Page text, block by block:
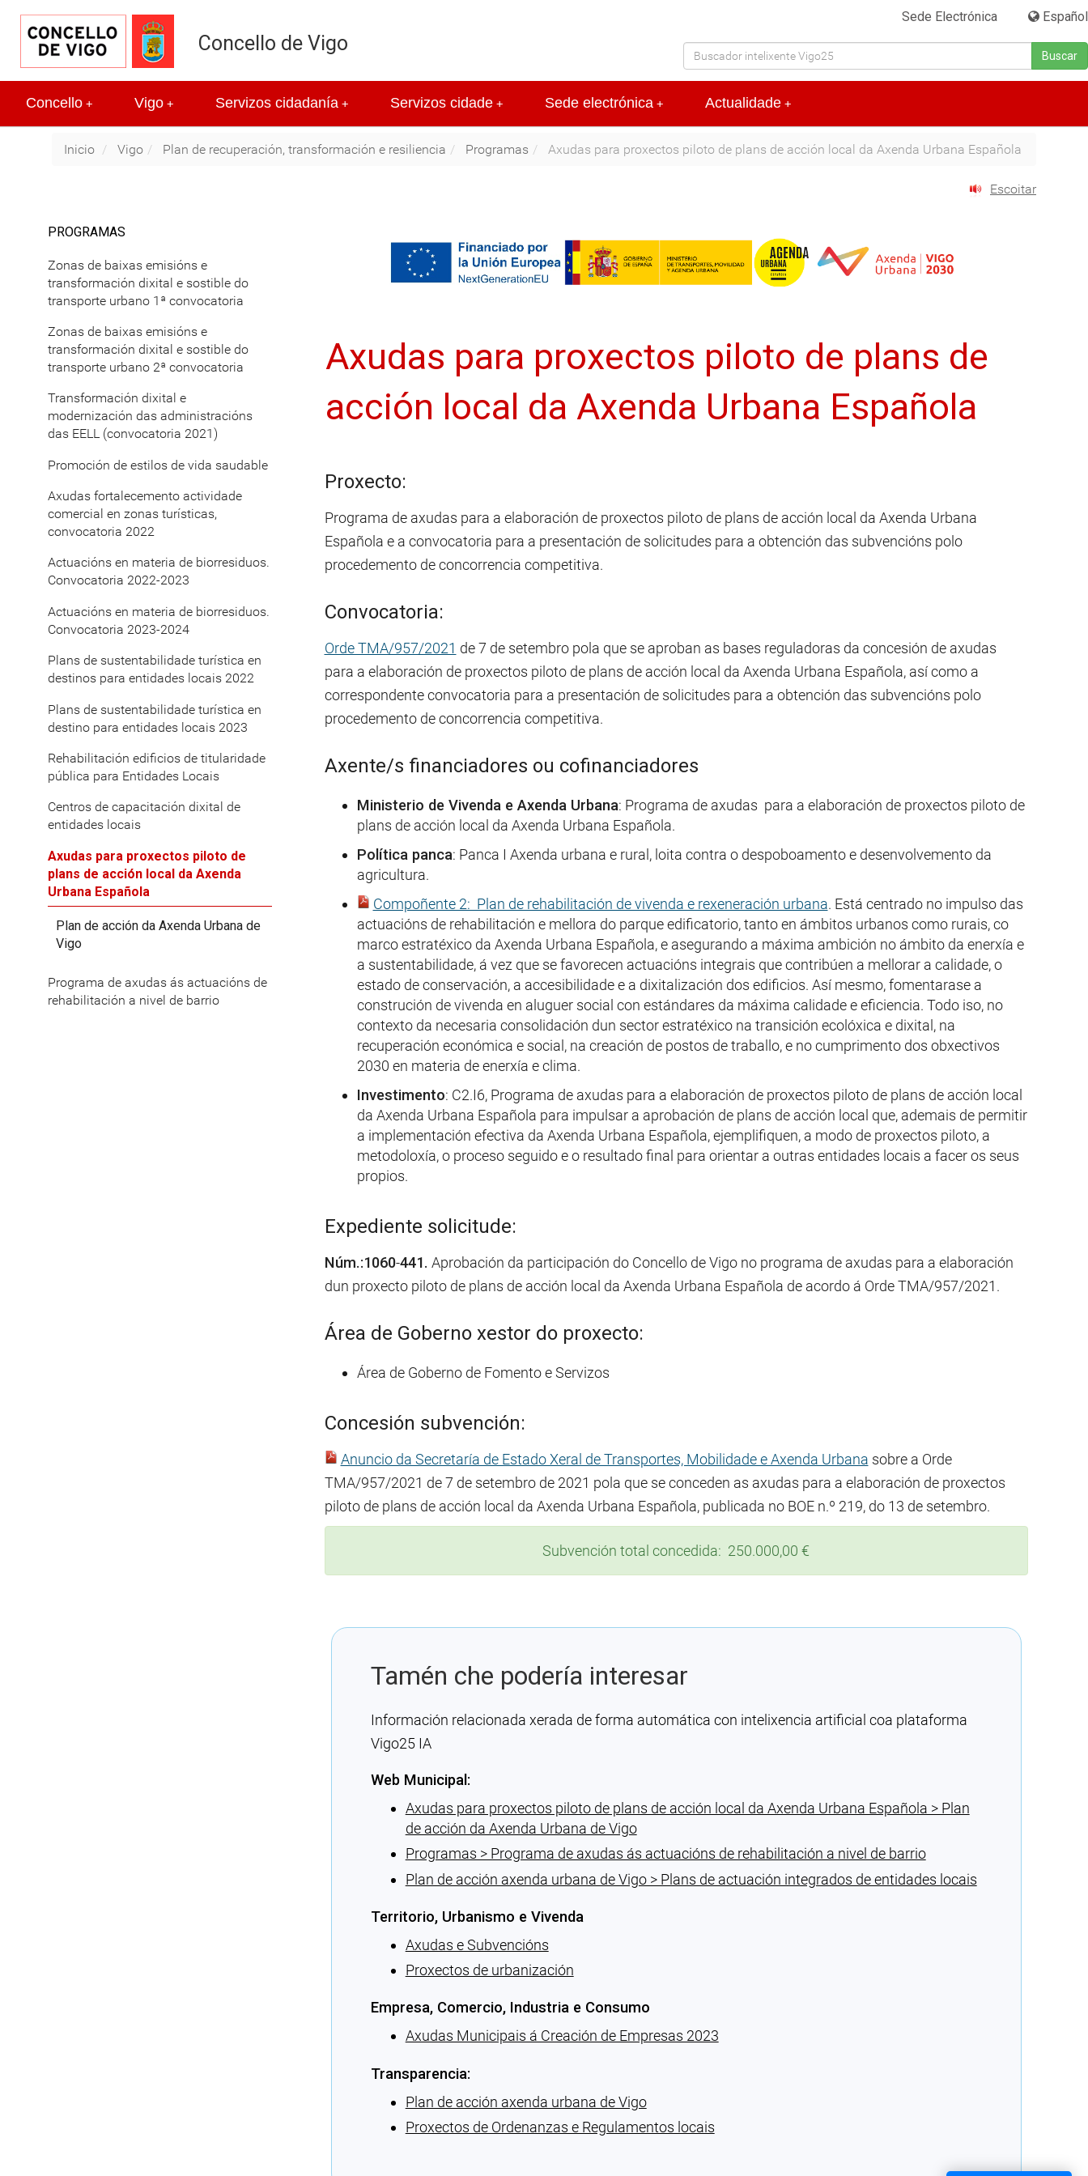
Sede Electrónica Español
Buscar
Concello de Vigo
+
Concello +
Vigo +
Servizos cidadanía +
Servizos cidade +
Sede electrónica +
Actualidade
Inicio Vigo Plan de recuperación, transformación e resiliencia Programas Axudas para proxectos piloto de plans de acción local da Axenda Urbana Española
Escoitar
Axudas para proxectos piloto de plans de
acción local da Axenda Urbana Española
Proxecto:
Programa de axudas para a elaboración de proxectos piloto de plans de acción local da Axenda Urbana
Española e a convocatoria para a presentación de solicitudes para a obtención das subvencións polo
procedemento de concorrencia competitiva.
Convocatoria:
Orde TMA/957/2021 de 7 de setembro pola que se aproban as bases reguladoras da concesión de axudas
para a elaboración de proxectos piloto de plans de acción local da Axenda Urbana Española, así como a
correspondente convocatoria para a presentación de solicitudes para a obtención das subvencións polo
procedemento de concorrencia competitiva.
Axente/s financiadores ou cofinanciadores
Ministerio de Vivenda e Axenda Urbana: Programa de axudas para a elaboración de proxectos piloto de
plans de acción local da Axenda Urbana Española.
Política panca: Panca I Axenda urbana e rural, loita contra o despoboamento e desenvolvemento da
agricultura.
Compoñente 2: Plan de rehabilitación de vivenda e rexeneración urbana. Está centrado no impulso das
actuacións de rehabilitación e mellora do parque edificatorio, tanto en ámbitos urbanos como rurais, co
marco estratéxico da Axenda Urbana Española, e asegurando a máxima ambición no ámbito da enerxía e
a sustentabilidade, á vez que se favorecen actuacións integrais que contribúen a mellorar a calidade, o
estado de conservación, a accesibilidade e a dixitalización dos edificios. Así mesmo, fomentarase a
construción de vivenda en aluguer social con estándares da máxima calidade e eficiencia. Todo iso, no
contexto da necesaria consolidación dun sector estratéxico na transición ecolóxica e dixital, na
recuperación económica e social, na creación de postos de traballo, e no cumprimento dos obxectivos
2030 en materia de enerxía e clima.
Investimento: C2.I6, Programa de axudas para a elaboración de proxectos piloto de plans de acción local
da Axenda Urbana Española para impulsar a aprobación de plans de acción local que, ademais de permitir
a implementación efectiva da Axenda Urbana Española, ejemplifiquen, a modo de proxectos piloto, a
metodoloxía, o proceso seguido e o resultado final para orientar a outras entidades locais a facer os seus
propios.
Expediente solicitude:
Núm.:1060-441. Aprobación da participación do Concello de Vigo no programa de axudas para a elaboración
dun proxecto piloto de plans de acción local da Axenda Urbana Española de acordo á Orde TMA/957/2021.
Área de Goberno xestor do proxecto:
Área de Goberno de Fomento e Servizos
Concesión subvención:
Anuncio da Secretaría de Estado Xeral de Transportes, Mobilidade e Axenda Urbana sobre a Orde
TMA/957/2021 de 7 de setembro de 2021 pola que se conceden as axudas para a elaboración de proxectos
piloto de plans de acción local da Axenda Urbana Española, publicada no BOE n.º 219, do 13 de setembro.
Subvención total concedida: 250.000,00 €
Tamén che podería interesar
Información relacionada xerada de forma automática con intelixencia artificial coa plataforma
Vigo25 IA
Web Municipal:
Axudas para proxectos piloto de plans de acción local da Axenda Urbana Española > Plan
de acción da Axenda Urbana de Vigo
Programas > Programa de axudas ás actuacións de rehabilitación a nivel de barrio
Plan de acción axenda urbana de Vigo > Plans de actuación integrados de entidades locais
Territorio, Urbanismo e Vivenda
Axudas e Subvencións
Proxectos de urbanización
Empresa, Comercio, Industria e Consumo
Axudas Municipais á Creación de Empresas 2023
Transparencia:
Plan de acción axenda urbana de Vigo
Proxectos de Ordenanzas e Regulamentos locais
PROGRAMAS
Zonas de baixas emisións e
transformación dixital e sostible do
transporte urbano 1ª convocatoria
Zonas de baixas emisións e
transformación dixital e sostible do
transporte urbano 2ª convocatoria
Transformación dixital e
modernización das administracións
das EELL (convocatoria 2021)
Promoción de estilos de vida saudable
Axudas fortalecemento actividade
comercial en zonas turísticas,
convocatoria 2022
Actuacións en materia de biorresiduos.
Convocatoria 2022-2023
Actuacións en materia de biorresiduos.
Convocatoria 2023-2024
Plans de sustentabilidade turística en
destinos para entidades locais 2022
Plans de sustentabilidade turística en
destino para entidades locais 2023
Rehabilitación edificios de titularidade
pública para Entidades Locais
Centros de capacitación dixital de
entidades locais
Axudas para proxectos piloto de
plans de acción local da Axenda
Urbana Española
Plan de acción da Axenda Urbana de
Vigo
Programa de axudas ás actuacións de
rehabilitación a nivel de barrio